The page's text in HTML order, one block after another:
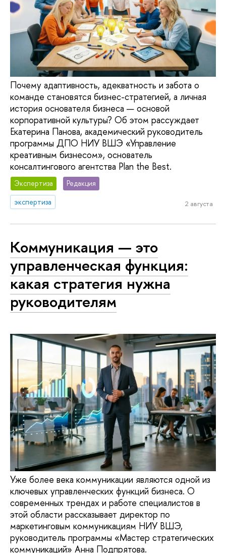
Почему адаптивность, адекватность и забота о
команде становятся бизнес-стратегией, а личная
история основателя бизнеса — основой
корпоративной культуры? Об этом рассуждает
Екатерина Панова, академический руководитель
программы ДПО НИУ ВШЭ «Управление
креативным бизнесом», основатель
консалтингового агентства Plan the Best.
Экспертиза
Редакция
экспертиза
2 августа
Коммуникация — это
управленческая функция:
какая стратегия нужна
руководителям
Уже более века коммуникации являются одной из
ключевых управленческих функций бизнеса. О
современных трендах и работе специалистов в
этой области рассказывает директор по
маркетинговым коммуникациям НИУ ВШЭ,
руководитель программы «Мастер стратегических
коммуникаций» Анна Подпрятова.